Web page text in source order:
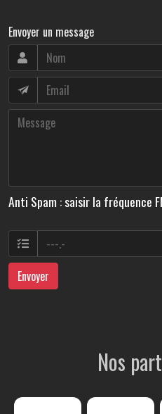
Envoyer un message
Anti Spam : saisir la fréquence
Envoyer
Nos